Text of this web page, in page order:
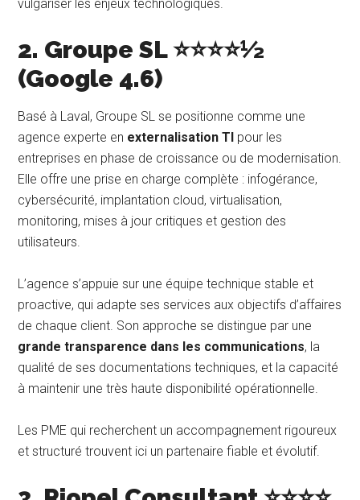
vulgariser les enjeux technologiques.
2. Groupe SL ⭐⭐⭐⭐½
(Google 4.6)
Basé à Laval, Groupe SL se positionne comme une
agence experte en externalisation TI pour les
entreprises en phase de croissance ou de modernisation.
Elle offre une prise en charge complète : infogérance,
cybersécurité, implantation cloud, virtualisation,
monitoring, mises à jour critiques et gestion des
utilisateurs.
L’agence s’appuie sur une équipe technique stable et
proactive, qui adapte ses services aux objectifs d’affaires
de chaque client. Son approche se distingue par une
grande transparence dans les communications, la
qualité de ses documentations techniques, et la capacité
à maintenir une très haute disponibilité opérationnelle.
Les PME qui recherchent un accompagnement rigoureux
et structuré trouvent ici un partenaire fiable et évolutif.